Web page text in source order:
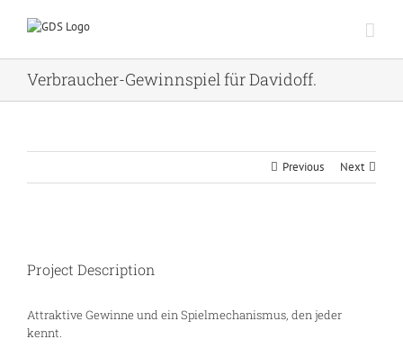
Verbraucher-Gewinnspiel für Davidoff.
Previous Next
Project Description
Attraktive Gewinne und ein Spielmechanismus, den jeder
kennt.